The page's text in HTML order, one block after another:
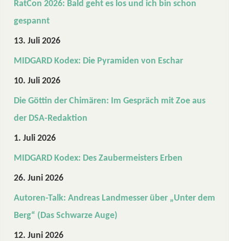
RatCon 2026: Bald geht es los und ich bin schon
gespannt
13. Juli 2026
MIDGARD Kodex: Die Pyramiden von Eschar
10. Juli 2026
Die Göttin der Chimären: Im Gespräch mit Zoe aus
der DSA-Redaktion
1. Juli 2026
MIDGARD Kodex: Des Zaubermeisters Erben
26. Juni 2026
Autoren-Talk: Andreas Landmesser über „Unter dem
Berg“ (Das Schwarze Auge)
12. Juni 2026